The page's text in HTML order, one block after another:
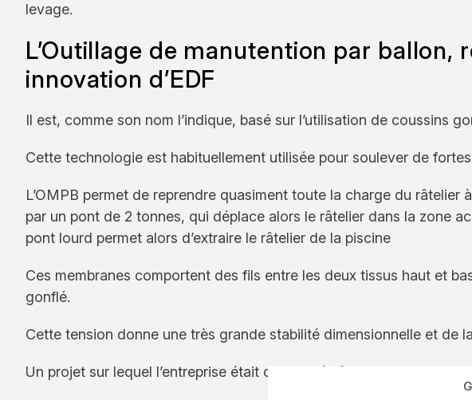
levage.
L’Outillage de manutention par ballon,
innovation d’EDF
Il est, comme son nom l’indique, basé sur l’utilisation de coussins
Cette technologie est habituellement utilisée pour soulever de
L’OMPB permet de reprendre quasiment toute la charge du râtelier
par un pont de 2 tonnes, qui déplace alors le râtelier dans la zone
pont lourd permet alors d’extraire le râtelier de la piscine
Ces membranes comportent des fils entre les deux tissus haut et
gonflé.
Cette tension donne une très grande stabilité dimensionnelle et de
Un projet sur lequel l’entreprise était confrontée à diverses